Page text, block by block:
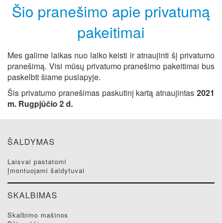
Šio pranešimo apie privatumą
pakeitimai
Mes galime laikas nuo laiko keisti ir atnaujinti šį privatumo
pranešimą. Visi mūsų privatumo pranešimo pakeitimai bus
paskelbti šiame puslapyje.
Šis privatumo pranešimas paskutinį kartą atnaujintas 2021
m. Rugpjūčio 2 d.
ŠALDYMAS
laisvai pastatomi
įmontuojami šaldytuvai
SKALBIMAS
skalbimo mašinos